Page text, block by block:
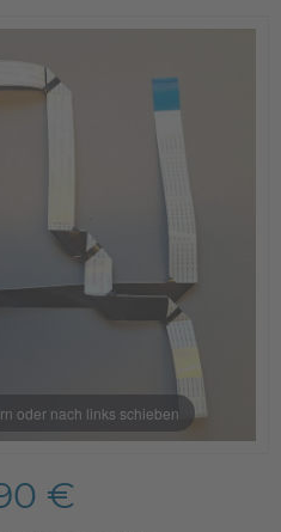
oder nach links schieben
€